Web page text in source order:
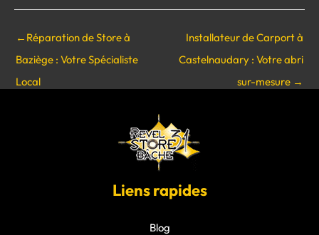
← Réparation de Store à
Baziège : Votre Spécialiste
Local
Installateur de Carport à
Castelnaudary : Votre abri
sur-mesure →
Liens rapides
Blog